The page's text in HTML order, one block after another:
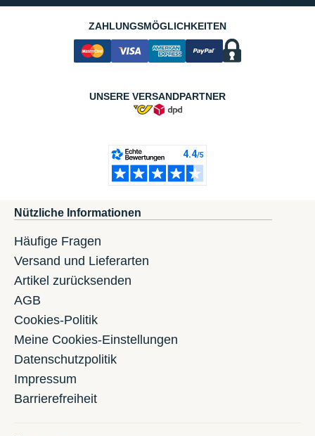
ZAHLUNGSMÖGLICHKEITEN
UNSERE VERSANDPARTNER
Nützliche Informationen
Häufige Fragen
Versand und Lieferarten
Artikel zurücksenden
AGB
Cookies-Politik
Meine Cookies-Einstellungen
Datenschutzpolitik
Impressum
Barrierefreiheit